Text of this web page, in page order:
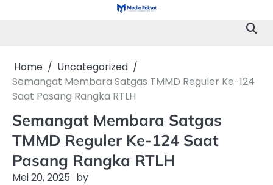
Home
Uncategorized
Semangat Membara Satgas TMMD Reguler Ke-124
Saat Pasang Rangka RTLH
Semangat Membara Satgas
TMMD Reguler Ke-124 Saat
Pasang Rangka RTLH
Mei 20, 2025 by